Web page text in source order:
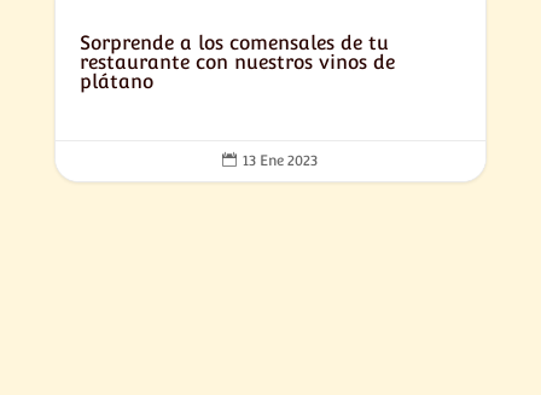
Sorprende a los comensales de tu
restaurante con nuestros vinos de
plátano
 13 Ene 2023